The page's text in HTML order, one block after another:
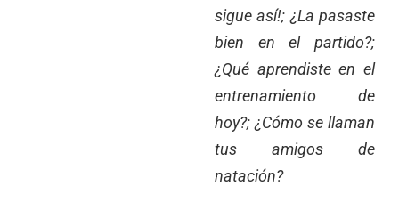
sigue así!; ¿La pasaste
bien en el partido?;
¿Qué aprendiste en el
entrenamiento de
hoy?; ¿Cómo se llaman
tus amigos de
natación?